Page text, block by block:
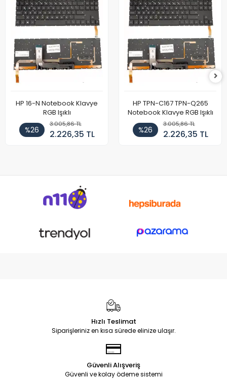
HP 16-N Notebook Klavye
RGB Işıklı
%26
3.005,86 TL
2.226,35 TL
HP TPN-C167 TPN-Q265
Notebook Klavye RGB Işıklı
%26
3.005,86 TL
2.226,35 TL
Hızlı Teslimat
Siparişleriniz en kısa sürede elinize ulaşır.
Güvenli Alışveriş
Güvenli ve kolay ödeme sistemi